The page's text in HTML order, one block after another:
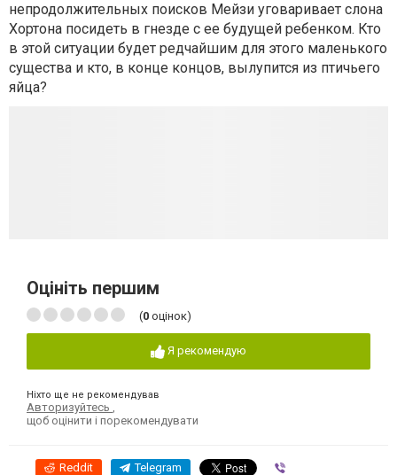
непродолжительных поисков Мейзи уговаривает слона
Хортона посидеть в гнезде с ее будущей ребенком. Кто
в этой ситуации будет редчайшим для этого маленького
существа и кто, ​​в конце концов, вылупится из птичьего
яйца?
Оцініть першим
(0 оцінок)
Я рекомендую
Ніхто ще не рекомендував
Авторизуйтесь
щоб оцінити і порекомендувати
Reddit Telegram